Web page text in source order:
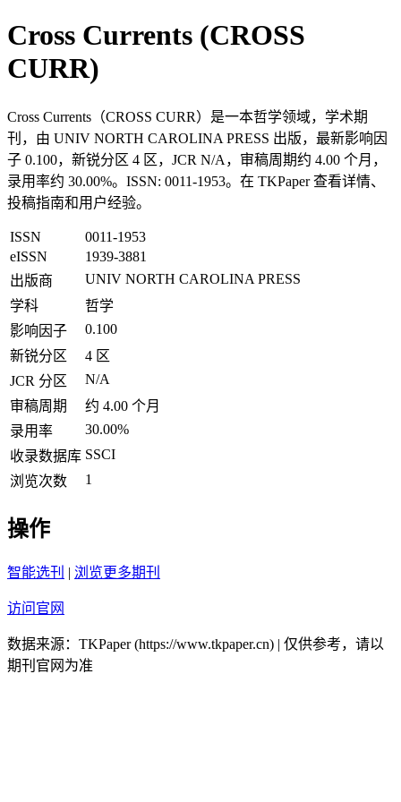
Cross Currents (CROSS
CURR)
Cross Currents（CROSS CURR）是一本哲学领域，学术期
刊，由 UNIV NORTH CAROLINA PRESS 出版，最新影响因
子 0.100，新锐分区 4 区，JCR N/A，审稿周期约 4.00 个月，
录用率约 30.00%。ISSN: 0011-1953。在 TKPaper 查看详情、
投稿指南和用户经验。
ISSN
0011-1953
eISSN
1939-3881
出版商
UNIV NORTH CAROLINA PRESS
学科
哲学
影响因子
0.100
新锐分区
4 区
JCR 分区
N/A
审稿周期
约 4.00 个月
录用率
30.00%
收录数据库 SSCI
浏览次数
1
操作
智能选刊 | 浏览更多期刊
访问官网
数据来源：TKPaper (https://www.tkpaper.cn) | 仅供参考，请以
期刊官网为准